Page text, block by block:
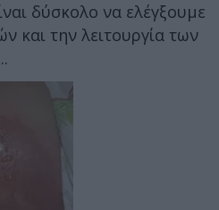
δύσκολο να ελέγξουμε
και την λειτουργία των